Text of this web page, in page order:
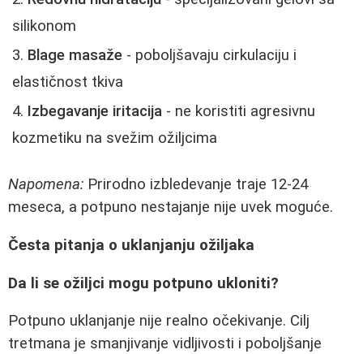
silikonom
Blage masaže - poboljšavaju cirkulaciju i
elastičnost tkiva
Izbegavanje iritacija - ne koristiti agresivnu
kozmetiku na svežim ožiljcima
Napomena: Prirodno izbledevanje traje 12-24
meseca, a potpuno nestajanje nije uvek moguće.
Česta pitanja o uklanjanju ožiljaka
Da li se ožiljci mogu potpuno ukloniti?
Potpuno uklanjanje nije realno očekivanje. Cilj
tretmana je smanjivanje vidljivosti i poboljšanje